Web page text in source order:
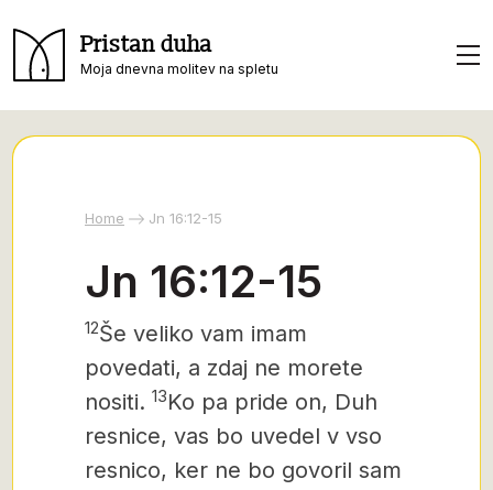
Pristan duha
Moja dnevna molitev na spletu
Home Jn 16:12-15
Jn 16:12-15
12Še veliko vam imam
povedati, a zdaj ne morete
nositi. 13Ko pa pride on, Duh
resnice, vas bo uvedel v vso
resnico, ker ne bo govoril sam